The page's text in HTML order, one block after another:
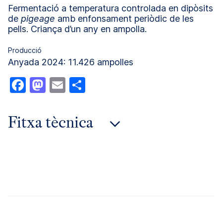
Fermentació a temperatura controlada en dipòsits
de pigeage amb enfonsament periòdic de les
pells. Criança d’un any en ampolla.
Producció
Anyada 2024: 11.426 ampolles
Facebook
Mastodon
Email
Fitxa tècnica